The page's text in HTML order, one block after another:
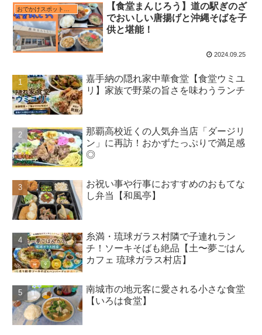
【食堂まんじろう】道の駅ぎのざ
でおいしい唐揚げと沖縄そばを子
供と堪能！
2024.09.25
嘉手納の隠れ家中華食堂【食堂ウミユ
リ】家族で野菜の旨さを味わうランチ
那覇高校近くの人気弁当店「ダージリ
ン」に再訪！おかずたっぷりで満足感
◎
お祝い事や行事におすすめのおもてな
し弁当【和風亭】
糸満・琉球ガラス村隣で子連れラン
チ！ソーキそばも絶品【土〜夢ごはん
カフェ 琉球ガラス村店】
南城市の地元客に愛される小さな食堂
【いろは食堂】